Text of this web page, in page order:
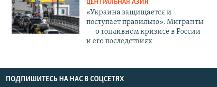
ЦЕНТРАЛЬНАЯ АЗИЯ
«Украина защищается и
поступает правильно». Мигранты
— о топливном кризисе в России
и его последствиях
ПОДПИШИТЕСЬ НА НАС В СОЦСЕТЯХ